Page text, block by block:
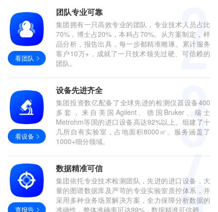
看团队
团队专业可靠
集团拥有一只高效专业的团队，专业技术人员占比
70%，博士占20%，本科占70%。从方案制定，样
品分析，报告出具，每一步都精准雕琢。累计服务
客户10万+，成就了一只技术领先过硬、可信赖的
团队。
看设备
设备先进齐全
集团投资数亿配备了全球先进的检测仪器设备400
多套，来自美国Agilent、德国Bruker、瑞士
Metrohm等国的进口设备高达92%以上。组建了十
几所自有实验室，占地面积8000㎡。服务涵盖了
1000+细分领域。
查报告
数据精准可信
集团依托专业技术检测团队，先进的进口设备，大
量的图谱数据库及严苛的专业实验室质控体系，并
采用多种业务场景解决方案，全力保障分析数据的
准确性，整体准确率可达99%，数据精准可信赖。